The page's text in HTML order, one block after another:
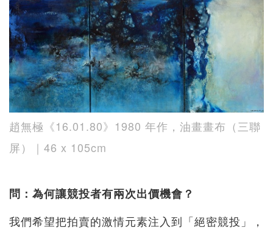
趙無極《16.01.80》1980 年作，油畫畫布（三聯
屏）｜46 x 105cm
問：為何讓競投者有兩次出價機會？
我們希望把拍賣的激情元素注入到「絕密競投」，